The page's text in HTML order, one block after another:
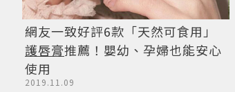
網友一致好評6款「天然可食用」
護唇膏推薦！嬰幼、孕婦也能安心
使用
2019.11.09